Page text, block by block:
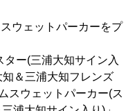
ウェットパーカーをプ
ー(三浦大知サイン入
＆三浦大知フレンズ
スウェットパーカー(ス